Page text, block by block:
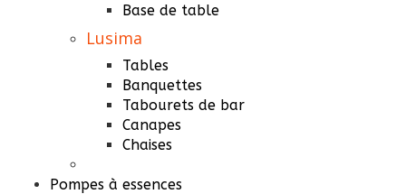
Base de table
Lusima
Tables
Banquettes
Tabourets de bar
Canapes
Chaises
Pompes à essences